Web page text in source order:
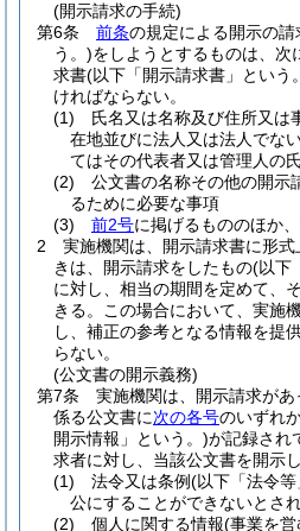
(開示請求の手続)
第6条
前条の規定による開示の請
う。)をしようとするものは、次
求書(以下「開示請求書」という
ければならない。
(1)
氏名又は名称及び住所又は
在地並びに法人又は法人でな
てはその代表者又は管理人の
(2)
公文書の名称その他の開示
るために必要な事項
(3)
前2号に掲げるもののほか
2
実施機関は、開示請求書に形
きは、開示請求をしたもの(以下
に対し、相当の期間を定めて、
きる。
この場合において、実施
し、補正の参考となる情報を提
らない。
(公文書の開示義務)
第7条
実施機関は、開示請求が
係る公文書に次の各号のいずれ
開示情報」という。)が記録され
求者に対し、当該公文書を開示
(1)
法令又は条例(以下「法令
公にすることができないとさ
(2)
個人に関する情報(事業を